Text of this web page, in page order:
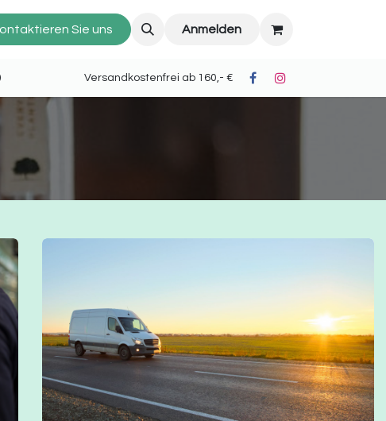
Sie uns Anmelden
II) Versandkostenfrei ab 160,- €